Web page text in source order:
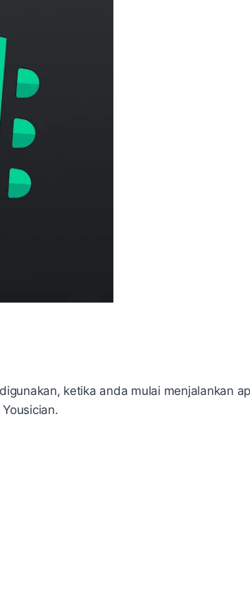
ketika anda mulai menjalankan